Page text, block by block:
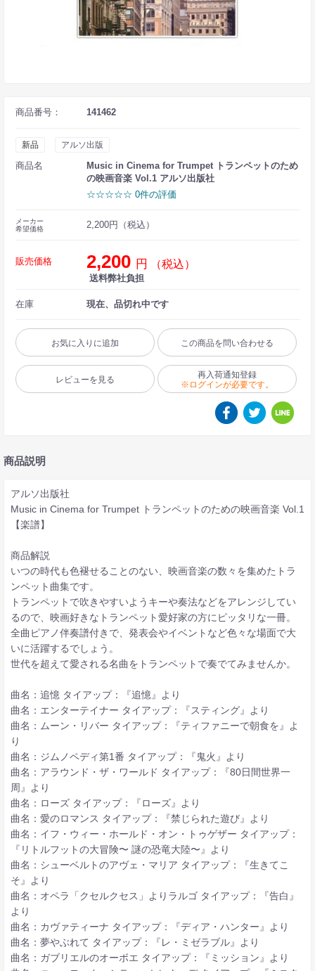
商品番号： 141462
新品 アルソ出版
商品名
Music in Cinema for Trumpet トランペットのため
の映画音楽 Vol.1 アルソ出版社
☆☆☆☆☆ 0件の評価
メーカー
希望価格
2,200円（税込）
販売価格 2,200 円 （税込）
送料弊社負担
在庫 現在、品切れ中です
お気に入りに追加 この商品を問い合わせる
レビューを見る
再入荷通知登録
※ログインが必要です。
商品説明
アルソ出版社
Music in Cinema for Trumpet トランペットのための映画音楽 Vol.1
【楽譜】
商品解説
いつの時代も色褪せることのない、映画音楽の数々を集めたトラ
ンペット曲集です。
トランペットで吹きやすいようキーや奏法などをアレンジしてい
るので、映画好きなトランペット愛好家の方にピッタリな一冊。
全曲ピアノ伴奏譜付きで、発表会やイベントなど色々な場面で大
いに活躍するでしょう。
世代を超えて愛される名曲をトランペットで奏でてみませんか。
曲名：追憶 タイアップ：『追憶』より
曲名：エンターテイナー タイアップ：『スティング』より
曲名：ムーン・リバー タイアップ：『ティファニーで朝食を』よ
り
曲名：ジムノペディ第1番 タイアップ：『鬼火』より
曲名：アラウンド・ザ・ワールド タイアップ：『80日間世界一
周』より
曲名：ローズ タイアップ：『ローズ』より
曲名：愛のロマンス タイアップ：『禁じられた遊び』より
曲名：イフ・ウィー・ホールド・オン・トゥゲザー タイアップ：
『リトルフットの大冒険〜 謎の恐竜大陸〜』より
曲名：シューベルトのアヴェ・マリア タイアップ：『生きてこ
そ』より
曲名：オペラ「クセルクセス」よりラルゴ タイアップ：『告白』
より
曲名：カヴァティーナ タイアップ：『ディア・ハンター』より
曲名：夢やぶれて タイアップ：『レ・ミゼラブル』より
曲名：ガブリエルのオーボエ タイアップ：『ミッション』より